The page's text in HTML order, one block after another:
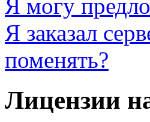
Я могу
Я заказал
поменять?
Лицензии